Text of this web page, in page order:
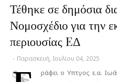
Τέθηκε σε δημόσια
Νομοσχέδιο για την
περιουσίας EΔ
- Παρασκευή, Ιουλίου 04, 2025
ράφει ο Υπτγος ε.α.